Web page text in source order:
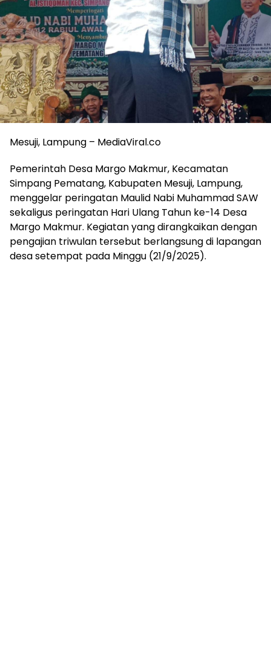
Mesuji, Lampung – MediaViral.co
Pemerintah Desa Margo Makmur, Kecamatan
Simpang Pematang, Kabupaten Mesuji, Lampung,
menggelar peringatan Maulid Nabi Muhammad SAW
sekaligus peringatan Hari Ulang Tahun ke-14 Desa
Margo Makmur. Kegiatan yang dirangkaikan dengan
pengajian triwulan tersebut berlangsung di lapangan
desa setempat pada Minggu (21/9/2025).